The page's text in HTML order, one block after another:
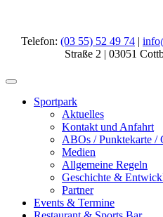
Telefon: (03 55) 52 49 74 |
Straße 2 | 03051
Sportpark
Aktuelles
Kontakt und Anfahrt
ABOs / Punktekarte /
Medien
Allgemeine Regeln
Geschichte &
Partner
Events & Termine